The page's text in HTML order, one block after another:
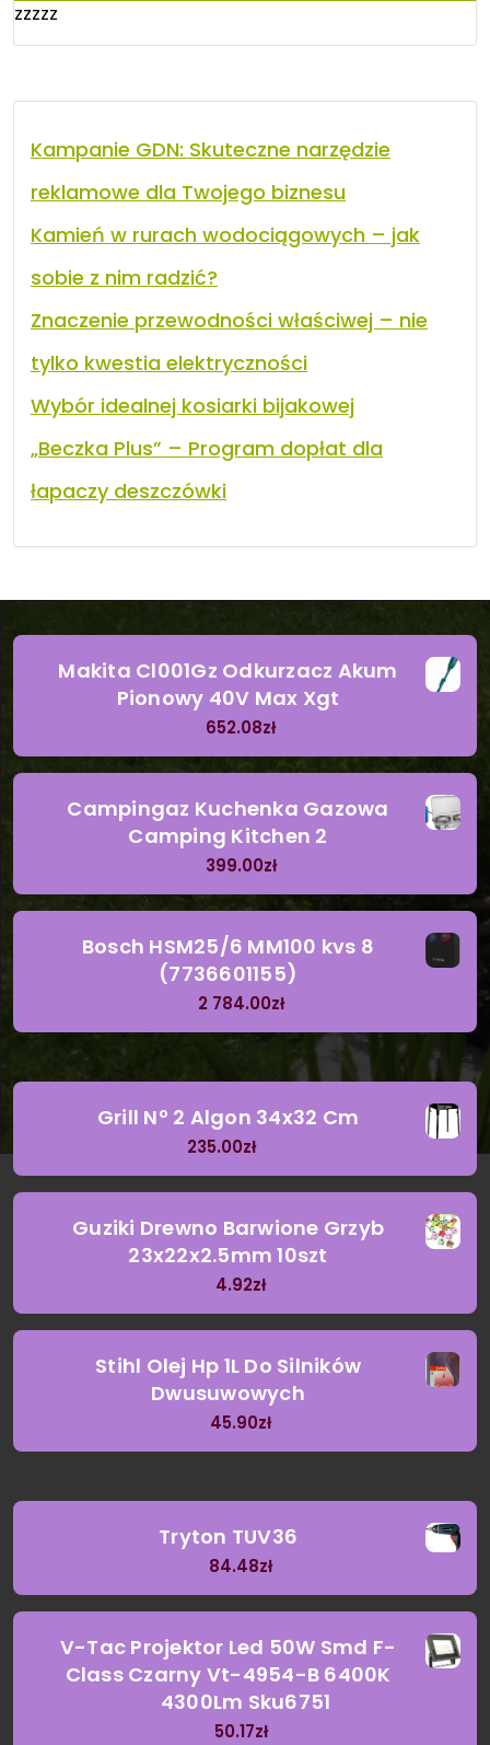
zzzzz
Kampanie GDN: Skuteczne narzędzie
reklamowe dla Twojego biznesu
Kamień w rurach wodociągowych – jak
sobie z nim radzić?
Znaczenie przewodności właściwej – nie
tylko kwestia elektryczności
Wybór idealnej kosiarki bijakowej
„Beczka Plus” – Program dopłat dla
łapaczy deszczówki
Makita Cl001Gz Odkurzacz Akum
Pionowy 40V Max Xgt
652.08zł
Campingaz Kuchenka Gazowa
Camping Kitchen 2
399.00zł
Bosch HSM25/6 MM100 kvs 8
(7736601155)
2 784.00zł
Grill Nº 2 Algon 34x32 Cm
235.00zł
Guziki Drewno Barwione Grzyb
23x22x2.5mm 10szt
4.92zł
Stihl Olej Hp 1L Do Silników
Dwusuwowych
45.90zł
Tryton TUV36
84.48zł
V-Tac Projektor Led 50W Smd F-
Class Czarny Vt-4954-B 6400K
4300Lm Sku6751
50.17zł